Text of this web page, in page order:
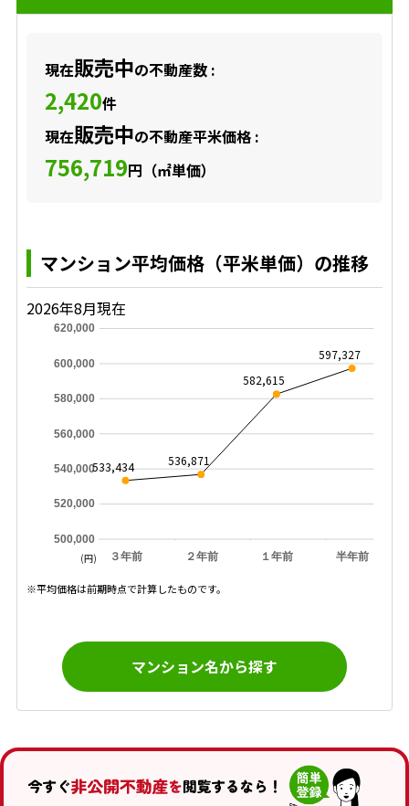
現在販売中の不動産数 :
2,420件
現在販売中の不動産平米価格 :
756,719円（㎡単価）
マンション平均価格（平米単価）の推移
2026年8月現在
３年前 ２年前 １年前 半年前
500,000
520,000
540,000
560,000
580,000
600,000
620,000
533,434 536,871
582,615
597,327
(円)
※平均価格は前期時点で計算したものです。
マンション名から探す